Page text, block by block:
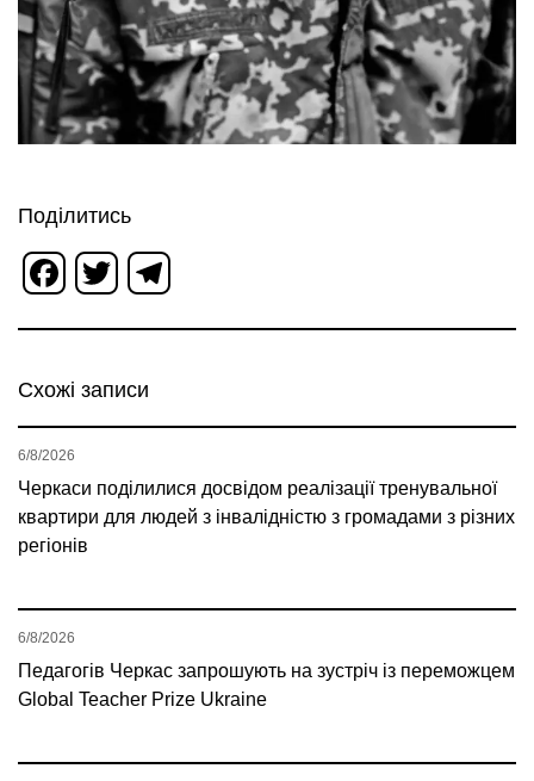
Поділитись
Facebook
Twitter
Схожі записи
Черкаси поділилися досвідом реалізації тренувальної
квартири для людей з інвалідністю з громадами з різних
регіонів
6/8/2026
Педагогів Черкас запрошують на зустріч із переможцем
Global Teacher Prize Ukraine
6/8/2026